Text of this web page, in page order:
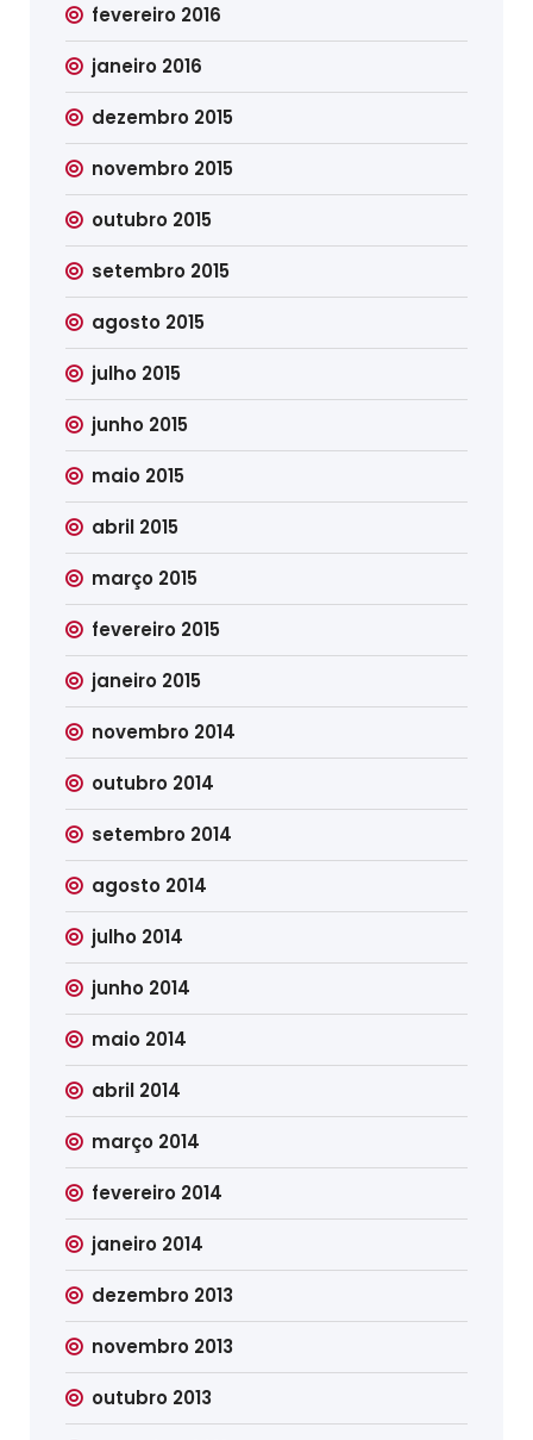
fevereiro 2016
janeiro 2016
dezembro 2015
novembro 2015
outubro 2015
setembro 2015
agosto 2015
julho 2015
junho 2015
maio 2015
abril 2015
março 2015
fevereiro 2015
janeiro 2015
novembro 2014
outubro 2014
setembro 2014
agosto 2014
julho 2014
junho 2014
maio 2014
abril 2014
março 2014
fevereiro 2014
janeiro 2014
dezembro 2013
novembro 2013
outubro 2013